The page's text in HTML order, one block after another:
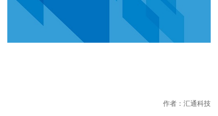
作者：汇通科技